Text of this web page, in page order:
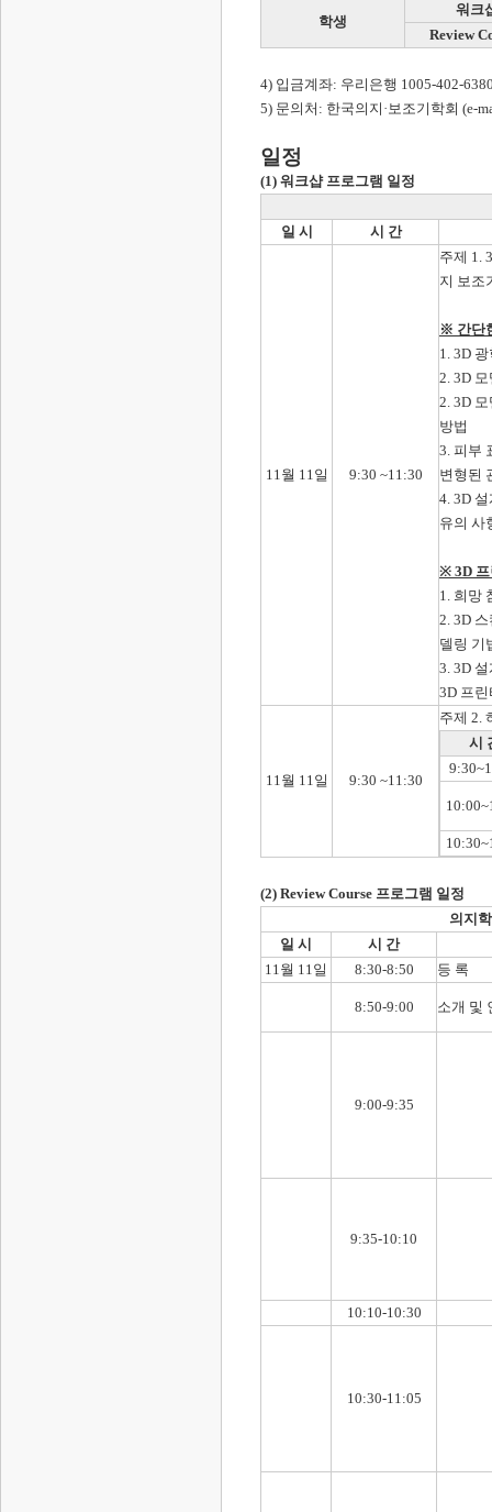
학생
워크
Review
4) 입금계좌: 우리은행 1005-402-
5) 문의처: 한국의지·보조기학회 (e-
일정
(1) 워크샵 프로그램 일정
일 시 시 간
11월 11일 9:30 ~11:30
주제 1.
지 보조
※ 간단
1. 3D
2. 3D
2. 3D
방법
3. 피부
변형된
4. 3D
유의 사
※ 3D 프
1. 희망
2. 3D
델링 기
3. 3D
3D 프
11월 11일 9:30 ~11:30
주제 2.
시
(2) Review Course 프로그램 일정
의지
일 시
시 간
11월 11일
8:30-8:50 등 록
8:50-9:00 소개 및
9:00-9:35
9:35-10:10
10:10-10:30
10:30-11:05